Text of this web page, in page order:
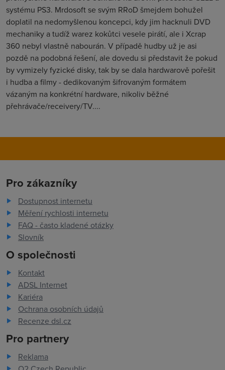
systému PS3. Mrdosoft se svým RRoD šmejdem bohužel
doplatil na nedomyšlenou koncepci, kdy jim hacknuli DVD
mechaniky a tudíž warez kokůtci vesele pirátí, ale i Xcrap
360 nebyl vlastně nabourán. V případě hudby už je asi
pozdě na podobná řešení, ale dovedu si představit že pokud
by vymizely fyzické disky, tak by se dala hardwarově pořešit
i hudba a filmy - dedikovaným šifrovaným formátem
vázaným na konkrétní hardware, nikoliv běžné
přehrávače/receivery/TV....
Pro zákazníky
Dostupnost internetu
Měření rychlosti internetu
FAQ - často kladené otázky
Slovník
O společnosti
Kontakt
ADSL Internet
Kariéra
Ochrana osobních údajů
Recenze dsl.cz
Pro partnery
Reklama